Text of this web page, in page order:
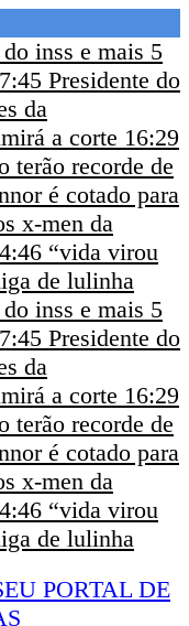
inss e mais 5
Presidente do
da
a corte 16:29
terão recorde de
é cotado para
x-men da
“vida virou
de lulinha
inss e mais 5
Presidente do
da
a corte 16:29
terão recorde de
é cotado para
x-men da
“vida virou
de lulinha